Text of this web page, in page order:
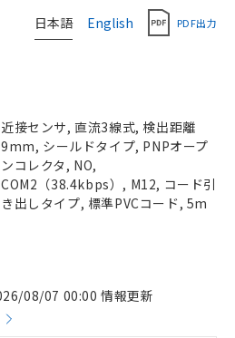
日本語 English PDF出力
近接センサ, 直流3線式, 検出距離
9mm, シールドタイプ, PNPオープ
ンコレクタ, NO,
COM2（38.4kbps）, M12, コード引
き出しタイプ, 標準PVCコード, 5m
08/07 00:00 情報更新